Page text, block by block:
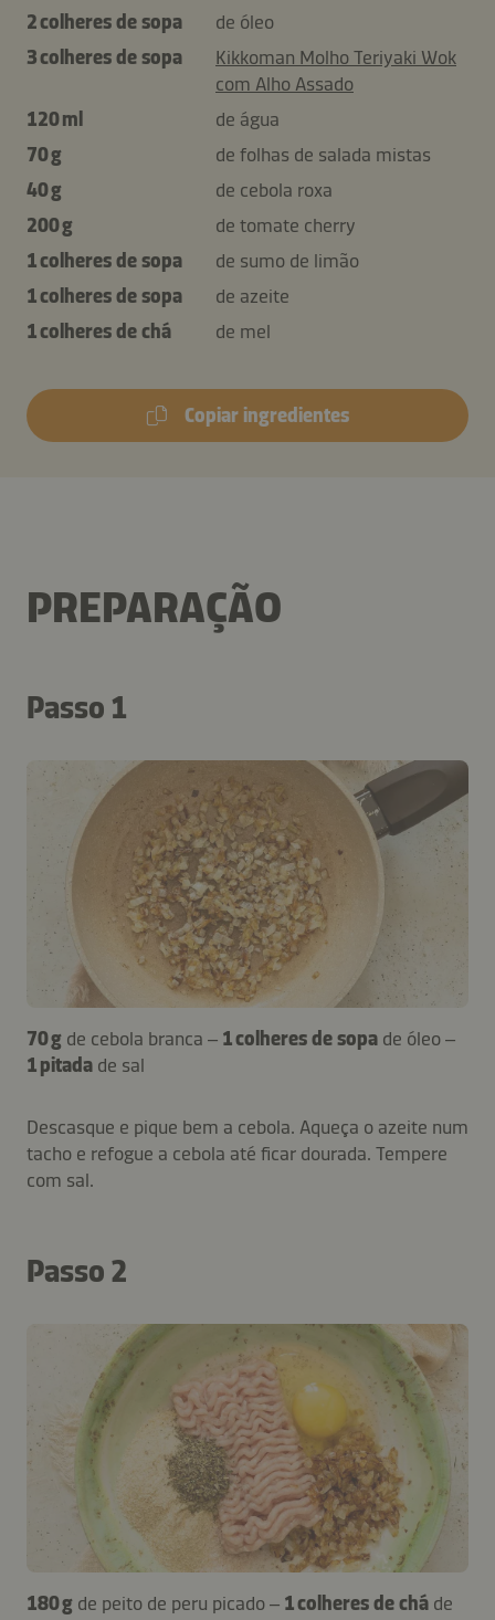
2 colheres de sopa
de óleo
3 colheres de sopa
Kikkoman Molho Teriyaki Wok
com Alho Assado
120 ml
de água
70 g
de folhas de salada mistas
40 g
de cebola roxa
200 g
de tomate cherry
1 colheres de sopa
de sumo de limão
1 colheres de sopa
de azeite
1 colheres de chá
de mel
Copiar ingredientes
PREPARAÇÃO
Passo 1
70 g de cebola branca – 1 colheres de sopa de óleo –
1 pitada de sal
Descasque e pique bem a cebola. Aqueça o azeite num
tacho e refogue a cebola até ficar dourada. Tempere
com sal.
Passo 2
180 g de peito de peru picado – 1 colheres de chá de